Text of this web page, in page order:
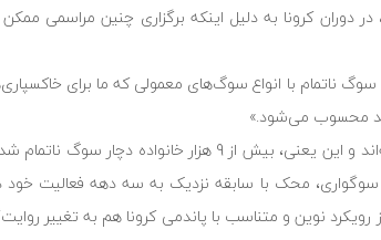
کرونا به دلیل اینکه برگزاری چنین مراسمی
ناتمام با انواع سوگ‌های معمولی که ما برای
محسوب می‌شود.»
وی ادامه داد: «تا به امروز بیش از 9 هزار نفر بر اثر کرونا از دنیا
سوگواری، محک با سابقه نزدیک به سه دهه فعالیت
نوین و متناسب با پاندمی کرونا هم به تغییر